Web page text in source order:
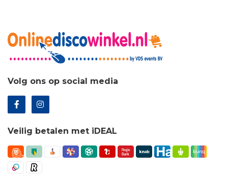
Volg ons op social media
Veilig betalen met iDEAL